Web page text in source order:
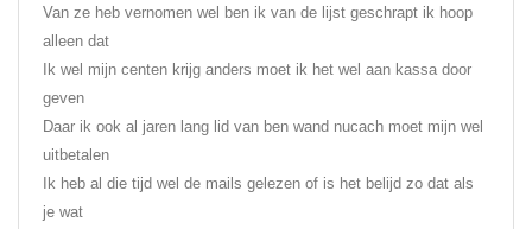
Van ze heb vernomen wel ben ik van de lijst geschrapt ik hoop
alleen dat
Ik wel mijn centen krijg anders moet ik het wel aan kassa door
geven
Daar ik ook al jaren lang lid van ben wand nucach moet mijn wel
uitbetalen
Ik heb al die tijd wel de mails gelezen of is het belijd zo dat als
je wat